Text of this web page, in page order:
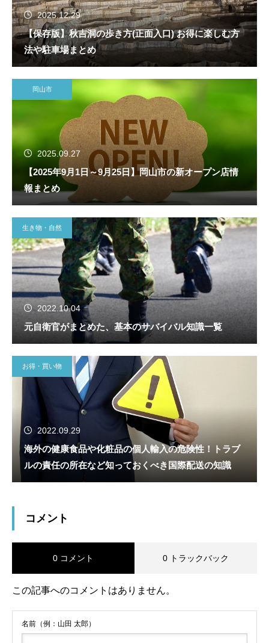
2025.12.29
【保存版】秋吉洞の歩き方(正面入口) お得に楽しむ方
法や駐車場まとめ
岡山市
2025.09.27
【2025年9月1日～9月25日】岡山市の新オープン店情
報まとめ
生き物・自然
2022.10.04
元自衛官がまとめた、基本のサバイバル知識一覧
お得・買い物
2022.09.29
海外の健康食品や化粧品の個人輸入の危険性！トラブ
ルの責任の所在など知っておくべき国際配送の知識
コメント
0 コメント 0 トラックバック
この記事へのコメントはありません。
名前（例：山田 太郎）